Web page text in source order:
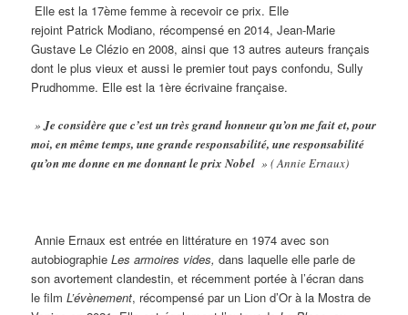
Elle est la 17ème femme à recevoir ce prix. Elle
rejoint Patrick Modiano, récompensé en 2014, Jean-Marie
Gustave Le Clézio en 2008, ainsi que 13 autres auteurs français
dont le plus vieux et aussi le premier tout pays confondu, Sully
Prudhomme. Elle est la 1ère écrivaine française.
»Je considère que c’est un très grand honneur qu’on me fait et, pour
moi, en même temps, une grande responsabilité, une responsabilité
qu’on me donne en me donnant le prix Nobel » ( Annie Ernaux)
Annie Ernaux estentrée en littérature en 1974 avec son
autobiographieLes armoires vides, dans laquelle elle parle de
son avortement clandestin, et récemment portée à l’écran dans
le filmL’évènement, récompensé par un Lion d’Or à la Mostra de